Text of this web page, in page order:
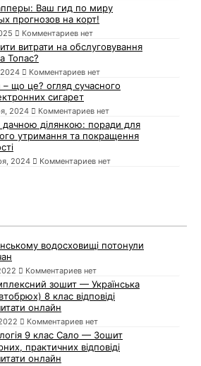
Ваш гид по миру
прогнозов на корт!
Комментариев нет
витрати на обслуговування
Топас?
Комментариев нет
що це? огляд сучасного
сигарет
2024 Комментариев нет
дачною ділянкою: поради для
утримання та покращення
2024 Комментариев нет
водосховищі потонули
Комментариев нет
зошит — Українська
8 клас відповіді
онлайн
Комментариев нет
9 клас Сало — Зошит
практичних відповіді
онлайн